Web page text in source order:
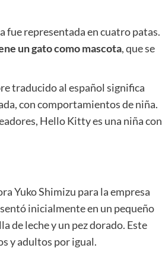
fue representada en cuatro patas.
un gato como mascota, que se
traducido al español significa
con comportamientos de niña.
Hello Kitty es una niña con
Yuko Shimizu para la empresa
inicialmente en un pequeño
de leche y un pez dorado. Este
y adultos por igual.